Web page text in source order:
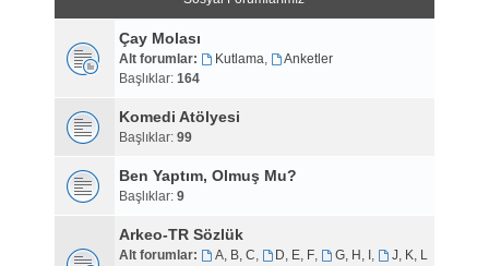
Çay Molası
Alt forumlar: Kutlama,
Anketler
Başlıklar: 164
Komedi Atölyesi
Başlıklar: 99
Ben Yaptım, Olmuş Mu?
Başlıklar: 9
Arkeo-TR Sözlük
Alt forumlar: A, B, C, D, E, F, G, H, I ,
J, K, L